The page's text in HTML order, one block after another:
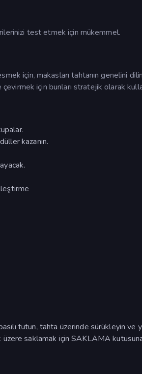
test etmek için mükemmel.
için, makasları tahtanın genelini
için bunları stratejik olarak
kazanın.
tutun, tahta üzerinde sürükleyin ve
saklamak için SAKLAMA